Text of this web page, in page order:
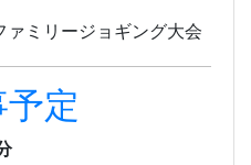
ァミリージョギング大会
定